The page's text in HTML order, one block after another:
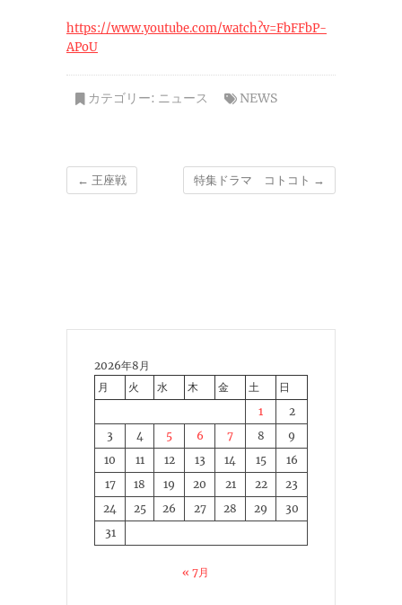
https://www.youtube.com/watch?v=FbFFbP-
APoU
カテゴリー: ニュース NEWS
← 王座戦 特集ドラマ コトコト →
2026年8月
月
火 水 木 金 土
日
1
2
3
4 5 6 7 8
9
10
11 12 13 14 15
16
17
18 19 20 21 22
23
24
25 26 27 28 29
30
31
« 7月